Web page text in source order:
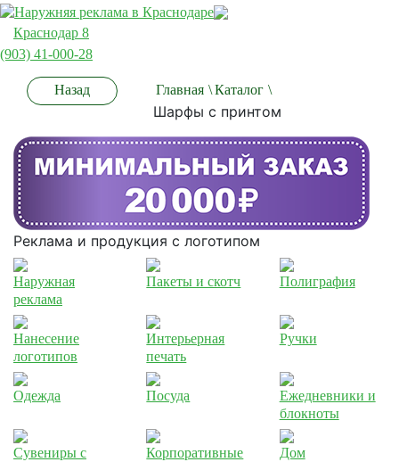
Краснодар 8
(903) 41-000-28
Назад Главная \Каталог \
Шарфы с принтом
Реклама и продукция с логотипом
Наружная
реклама
Пакеты и скотч Полиграфия
Нанесение
логотипов
Интерьерная
печать
Ручки
Одежда Посуда
Ежедневники и
блокноты
Сувениры с
Корпоративные
Дом